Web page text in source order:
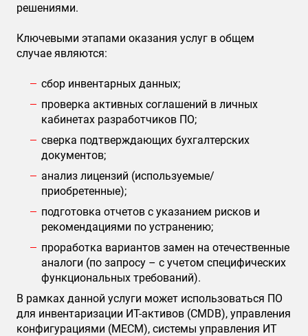
решениями.
Ключевыми этапами оказания услуг в общем
случае являются:
сбор инвентарных данных;
проверка активных соглашений в личных
кабинетах разработчиков ПО;
сверка подтверждающих бухгалтерских
документов;
анализ лицензий (используемые/
приобретенные);
подготовка отчетов с указанием рисков и
рекомендациями по устранению;
проработка вариантов замен на отечественные
аналоги (по запросу – с учетом специфических
функциональных требований).
В рамках данной услуги может использоваться ПО
для инвентаризации ИТ-активов (CMDB), управления
конфигурациями (MECM), системы управления ИТ